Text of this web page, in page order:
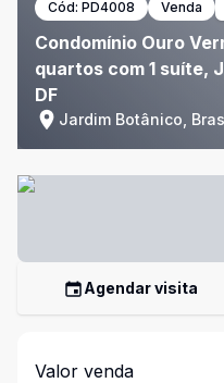
Cód: PD4008 Venda
Condomínio Ouro
quartos com 1 suíte,
DF
Jardim Botânico,
Agendar visita
Valor venda